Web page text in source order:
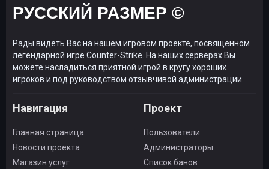
РУССКИЙ РАЗМЕР ©
Рады видеть Вас на нашем игровом проекте, посвященном
легендарной игре Counter-Strike. На наших серверах Вы
можете насладиться приятной игрой в кругу хороших
игроков и под руководством отзывчивой администрации.
Навигация
Главная страница
Новости проекта
Магазин услуг
Проект
Пользователи
Администраторы
Список банов